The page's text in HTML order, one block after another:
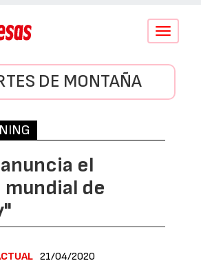
Conmutar
DE MONTAÑA
el
de
21/04/2020